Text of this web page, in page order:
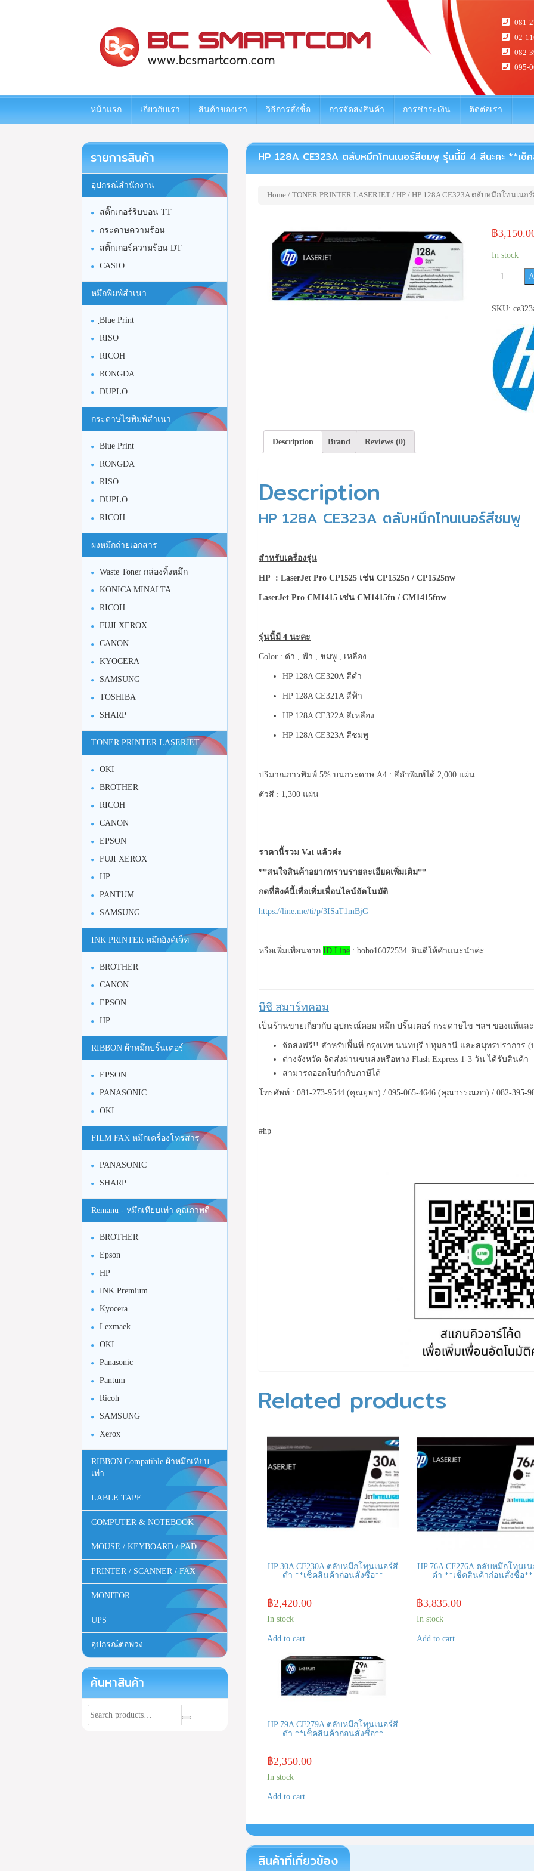
081-
02-
082-
095-
หน้าแรก เกี่ยวกับเรา สินค้าของเรา วิธีการสั่งซื้อ การจัดส่งสินค้า การชำระเงิน ติดต่อเรา
HP 128A CE323A ตลับหมึกโทนเนอร์สีชมพู รุ่นนี้มี 4 สีนะคะ **เช็
Home / TONER PRINTER LASERJET / HP / HP 128A CE323A ตลับหมึกโทนเ
฿
In stock
HP
128A
โทนเนอร์
สีชมพู
รุ่น
นี้
**เช็ค
quantity
SKU:
Description Brand Reviews (0)
Description
HP 128A CE323A ตลับหมึกโทนเนอร์สีชมพู
สำหรับเครื่องรุ่น
HP : LaserJet Pro CP1525 เช่น CP1525n / CP1525nw
LaserJet Pro CM1415 เช่น CM1415fn / CM1415fnw
รุ่นนี้มี 4 นะคะ
Color : ดำ , ฟ้า , ชมพู , เหลือง
HP 128A CE320A สีดำ
HP 128A CE321A สีฟ้า
HP 128A CE322A สีเหลือง
HP 128A CE323A สีชมพู
ปริมาณการพิมพ์ 5% บนกระดาษ A4 : สีดำพิมพ์ได้ 2,000 แผ่น
ตัวสี : 1,300 แผ่น
ราคานี้รวม Vat แล้วค่ะ
**สนใจสินค้าอยากทราบรายละเอียดเพิ่มเติม**
กดที่ลิงค์นี้เพื่อเพิ่มเพื่อนไลน์อัตโนมัติ
https://line.me/ti/p/3ISaT1mBjG
หรือเพิ่มเพื่อนจาก ID Line : bobo16072534 ยินดีให้คำแนะนำค่ะ
บีซี สมาร์ทคอม
เป็นร้านขายเกี่ยวกับ อุปกรณ์คอม หมึก ปริ๊นเตอร์ กระดาษไข ฯลฯ ของแท้แล
จัดส่งฟรี!! สำหรับพื้นที่ กรุงเทพ นนทบุรี ปทุมธานี และสมุทรปราการ (
ต่างจังหวัด จัดส่งผ่านขนส่งหรือทาง Flash Express 1-3 วัน ได้รับสินค้า
สามารถออกใบกำกับภาษีได้
โทรศัพท์ : 081-273-9544 (คุณยุพา) / 095-065-4646 (คุณวรรณภา) / 082-395-
#hp
Related products
HP 30A CF230A ตลับหมึกโทนเนอร์สี
ดำ **เช็คสินค้าก่อนสั่งซื้อ**
฿2,420.00
In stock
Add to cart
HP 76A CF276A ตลับหมึกโทนเ
ดำ **เช็คสินค้าก่อนสั่งซื้อ**
฿3,835.00
In stock
Add to cart
HP 79A CF279A ตลับหมึกโทนเนอร์สี
ดำ **เช็คสินค้าก่อนสั่งซื้อ**
฿2,350.00
In stock
Add to cart
สินค้าที่เกี่ยวข้อง
รายการสินค้า
อุปกรณ์สำนักงาน
สติ๊กเกอร์ริบบอน TT
กระดาษความร้อน
สติ๊กเกอร์ความร้อน DT
CASIO
หมึกพิมพ์สำเนา
ฺBlue Print
RISO
RICOH
RONGDA
DUPLO
กระดาษไขพิมพ์สำเนา
Blue Print
RONGDA
RISO
DUPLO
RICOH
ผงหมึกถ่ายเอกสาร
Waste Toner กล่องทิ้งหมึก
KONICA MINALTA
RICOH
FUJI XEROX
CANON
KYOCERA
SAMSUNG
TOSHIBA
SHARP
TONER PRINTER LASERJET
OKI
BROTHER
RICOH
CANON
EPSON
FUJI XEROX
HP
PANTUM
SAMSUNG
INK PRINTER หมึกอิงค์เจ็ท
BROTHER
CANON
EPSON
HP
RIBBON ผ้าหมึกปริ้นเตอร์
EPSON
PANASONIC
OKI
FILM FAX หมึกเครื่องโทรสาร
PANASONIC
SHARP
Remanu - หมึกเทียบเท่า คุณภาพดี
BROTHER
Epson
HP
INK Premium
Kyocera
Lexmaek
OKI
Panasonic
Pantum
Ricoh
SAMSUNG
Xerox
RIBBON Compatible ผ้าหมึกเทียบ
เท่า
LABLE TAPE
COMPUTER & NOTEBOOK
MOUSE / KEYBOARD / PAD
PRINTER / SCANNER / FAX
MONITOR
UPS
อุปกรณ์ต่อพ่วง
ค้นหาสินค้า